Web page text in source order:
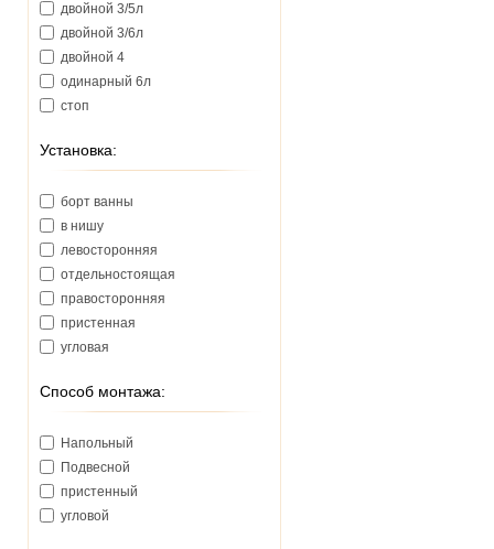
двойной 3/5л
двойной 3/6л
двойной 4
одинарный 6л
стоп
Установка:
борт ванны
в нишу
левосторонняя
отдельностоящая
правосторонняя
пристенная
угловая
Способ монтажа:
Напольный
Подвесной
пристенный
угловой